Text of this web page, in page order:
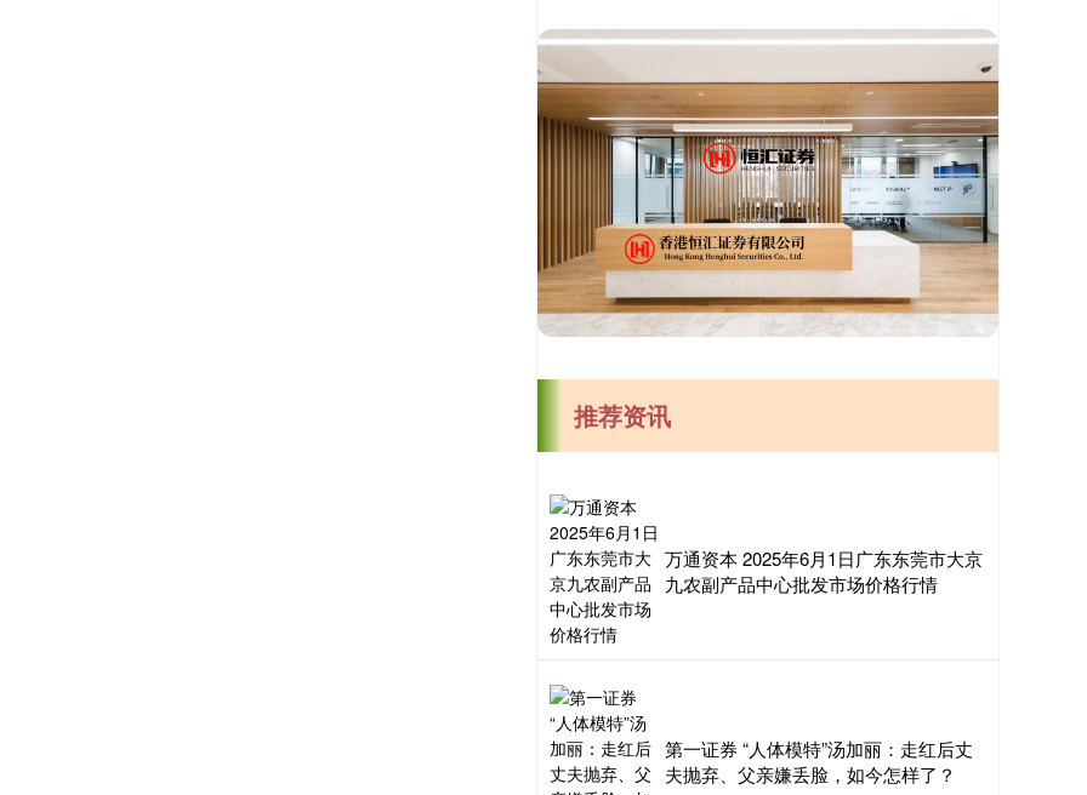
推荐资讯
万通资本 2025年6月1日广东东莞市大京
九农副产品中心批发市场价格行情
第一证券 “人体模特”汤加丽：走红后丈
夫抛弃、父亲嫌丢脸，如今怎样了？